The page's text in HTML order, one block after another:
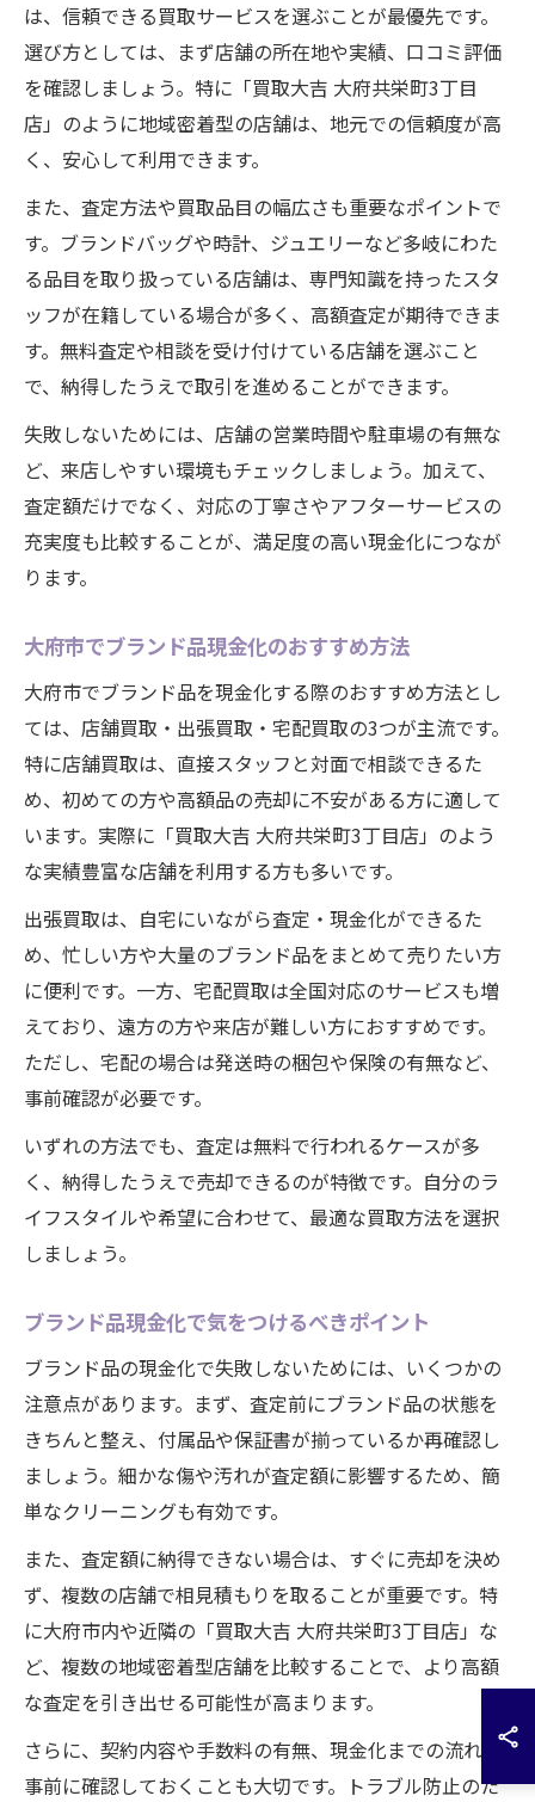
は、信頼できる買取サービスを選ぶことが最優先です。
選び方としては、まず店舗の所在地や実績、口コミ評価
を確認しましょう。特に「買取大吉 大府共栄町3丁目
店」のように地域密着型の店舗は、地元での信頼度が高
く、安心して利用できます。
また、査定方法や買取品目の幅広さも重要なポイントで
す。ブランドバッグや時計、ジュエリーなど多岐にわた
る品目を取り扱っている店舗は、専門知識を持ったスタ
ッフが在籍している場合が多く、高額査定が期待できま
す。無料査定や相談を受け付けている店舗を選ぶこと
で、納得したうえで取引を進めることができます。
失敗しないためには、店舗の営業時間や駐車場の有無な
ど、来店しやすい環境もチェックしましょう。加えて、
査定額だけでなく、対応の丁寧さやアフターサービスの
充実度も比較することが、満足度の高い現金化につなが
ります。
大府市でブランド品現金化のおすすめ方法
大府市でブランド品を現金化する際のおすすめ方法とし
ては、店舗買取・出張買取・宅配買取の3つが主流です。
特に店舗買取は、直接スタッフと対面で相談できるた
め、初めての方や高額品の売却に不安がある方に適して
います。実際に「買取大吉 大府共栄町3丁目店」のよう
な実績豊富な店舗を利用する方も多いです。
出張買取は、自宅にいながら査定・現金化ができるた
め、忙しい方や大量のブランド品をまとめて売りたい方
に便利です。一方、宅配買取は全国対応のサービスも増
えており、遠方の方や来店が難しい方におすすめです。
ただし、宅配の場合は発送時の梱包や保険の有無など、
事前確認が必要です。
いずれの方法でも、査定は無料で行われるケースが多
く、納得したうえで売却できるのが特徴です。自分のラ
イフスタイルや希望に合わせて、最適な買取方法を選択
しましょう。
ブランド品現金化で気をつけるべきポイント
ブランド品の現金化で失敗しないためには、いくつかの
注意点があります。まず、査定前にブランド品の状態を
きちんと整え、付属品や保証書が揃っているか再確認し
ましょう。細かな傷や汚れが査定額に影響するため、簡
単なクリーニングも有効です。
また、査定額に納得できない場合は、すぐに売却を決め
ず、複数の店舗で相見積もりを取ることが重要です。特
に大府市内や近隣の「買取大吉 大府共栄町3丁目店」な
ど、複数の地域密着型店舗を比較することで、より高額
な査定を引き出せる可能性が高まります。
さらに、契約内容や手数料の有無、現金化までの流れを
事前に確認しておくことも大切です。トラブル防止のた